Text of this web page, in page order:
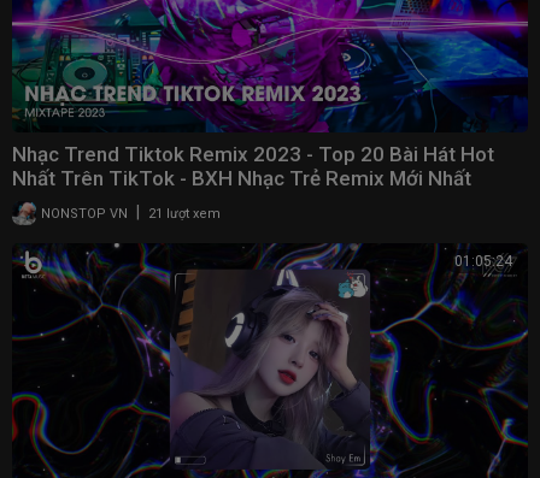
Nhạc Trend Tiktok Remix 2023 - Top 20 Bài Hát Hot
Nhất Trên TikTok - BXH Nhạc Trẻ Remix Mới Nhất
NONSTOP VN 21 lượt xem
01:05:24